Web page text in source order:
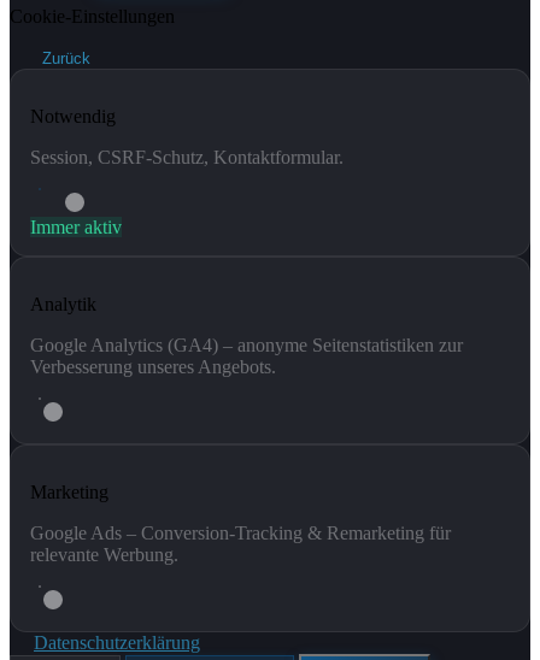
Cookie-Einstellungen
Zurück
Notwendig
Session, CSRF-Schutz, Kontaktformular.
Immer aktiv
Analytik
Google Analytics (GA4) – anonyme Seitenstatistiken zur
Verbesserung unseres Angebots.
Marketing
Google Ads – Conversion-Tracking & Remarketing für
relevante Werbung.
Datenschutzerklärung